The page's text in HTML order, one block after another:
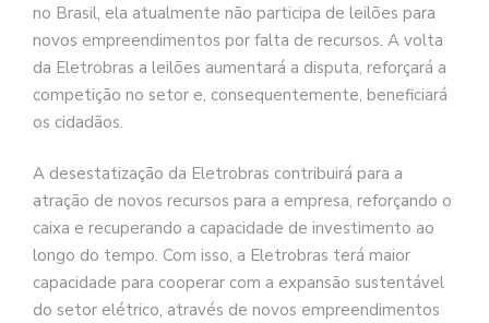
no Brasil, ela atualmente não participa de leilões para
novos empreendimentos por falta de recursos. A volta
da Eletrobras a leilões aumentará a disputa, reforçará a
competição no setor e, consequentemente, beneficiará
os cidadãos.
A desestatização da Eletrobras contribuirá para a
atração de novos recursos para a empresa, reforçando o
caixa e recuperando a capacidade de investimento ao
longo do tempo. Com isso, a Eletrobras terá maior
capacidade para cooperar com a expansão sustentável
do setor elétrico, através de novos empreendimentos